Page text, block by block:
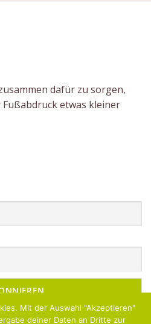
dafür zu sorgen,
etwas kleiner
Mit der Auswahl "Akzeptieren"
deiner Daten an Dritte zur